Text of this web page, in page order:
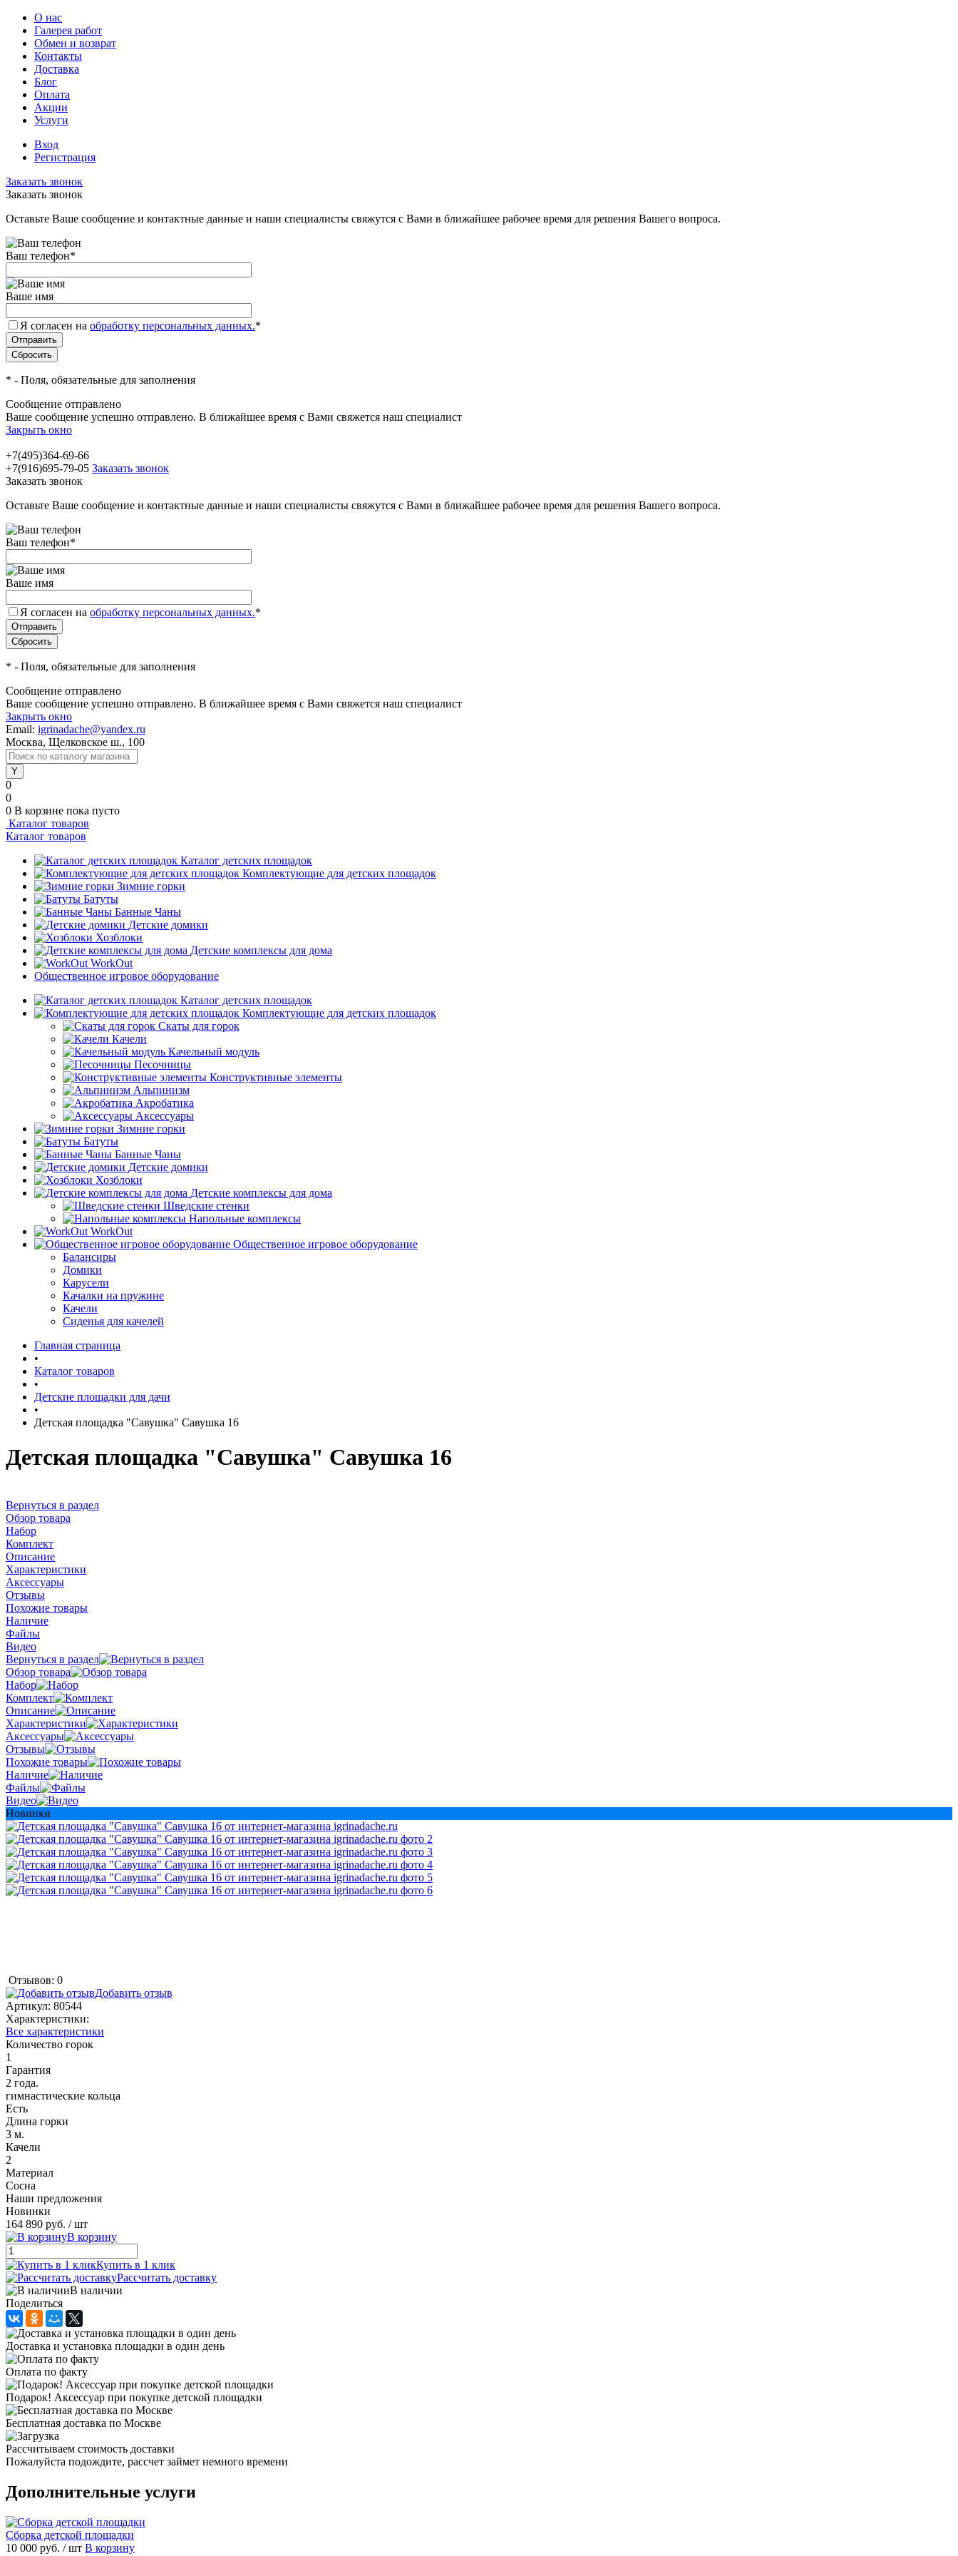
О нас
Галерея работ
Обмен и возврат
Контакты
Доставка
Блог
Оплата
Акции
Услуги
Вход
Регистрация
Заказать звонок
Заказать звонок
Оставьте Ваше сообщение и контактные данные и наши специалисты свяжутся с Вами в ближайшее рабочее время для решения Вашего вопроса.
Ваш телефон*
Ваше имя
Я согласен на обработку персональных данных.*
* - Поля, обязательные для заполнения
Сообщение отправлено
Ваше сообщение успешно отправлено. В ближайшее время с Вами свяжется наш специалист
Закрыть окно
+7(495)364-69-66
+7(916)695-79-05 Заказать звонок
Заказать звонок
Оставьте Ваше сообщение и контактные данные и наши специалисты свяжутся с Вами в ближайшее рабочее время для решения Вашего вопроса.
Ваш телефон*
Ваше имя
Я согласен на обработку персональных данных.*
* - Поля, обязательные для заполнения
Сообщение отправлено
Ваше сообщение успешно отправлено. В ближайшее время с Вами свяжется наш специалист
Закрыть окно
Email: igrinadache@yandex.ru
Москва, Щелковское ш., 100
0
0
0 В корзине пока пусто
Каталог товаров
Каталог товаров
Каталог детских площадок
Комплектующие для детских площадок
Зимние горки
Батуты
Банные Чаны
Детские домики
Хозблоки
Детские комплексы для дома
WorkOut
Общественное игровое оборудование
Каталог детских площадок
Комплектующие для детских площадок
Скаты для горок
Качели
Качельный модуль
Песочницы
Конструктивные элементы
Альпинизм
Акробатика
Аксессуары
Зимние горки
Батуты
Банные Чаны
Детские домики
Хозблоки
Детские комплексы для дома
Шведские стенки
Напольные комплексы
WorkOut
Общественное игровое оборудование
Балансиры
Домики
Карусели
Качалки на пружине
Качели
Сиденья для качелей
Главная страница
•
Каталог товаров
•
Детские площадки для дачи
•
Детская площадка "Савушка" Савушка 16
Детская площадка "Савушка" Савушка 16
Вернуться в раздел
Обзор товара
Набор
Комплект
Описание
Характеристики
Аксессуары
Отзывы
Похожие товары
Наличие
Файлы
Видео
Вернуться в раздел
Обзор товара
Набор
Комплект
Описание
Характеристики
Аксессуары
Отзывы
Похожие товары
Наличие
Файлы
Видео
Новинки
Отзывов: 0
Добавить отзыв
Артикул: 80544
Характеристики:
Все характеристики
Количество горок
1
Гарантия
2 года.
гимнастические кольца
Есть
Длина горки
3 м.
Качели
2
Материал
Сосна
Наши предложения
Новинки
164 890 руб. / шт
В корзину
Купить в 1 клик
Рассчитать доставку
В наличии
Поделиться
Доставка и установка площадки в один день
Оплата по факту
Подарок! Аксессуар при покупке детской площадки
Бесплатная доставка по Москве
Рассчитываем стоимость доставки
Пожалуйста подождите, рассчет займет немного времени
Дополнительные услуги
Сборка детской площадки
10 000 руб. / шт В корзину